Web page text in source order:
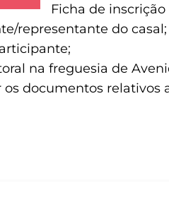
Ficha de
representante do casal;
na freguesia de
documentos relativos